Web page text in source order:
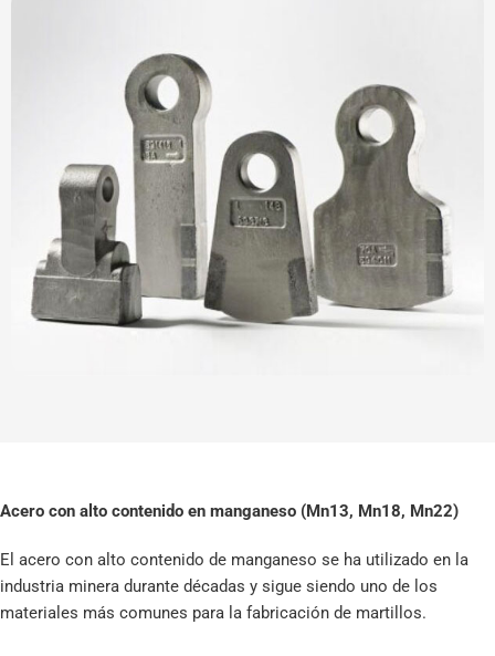
Acero con alto contenido en manganeso (Mn13, Mn18, Mn22)
El acero con alto contenido de manganeso se ha utilizado en la
industria minera durante décadas y sigue siendo uno de los
materiales más comunes para la fabricación de martillos.